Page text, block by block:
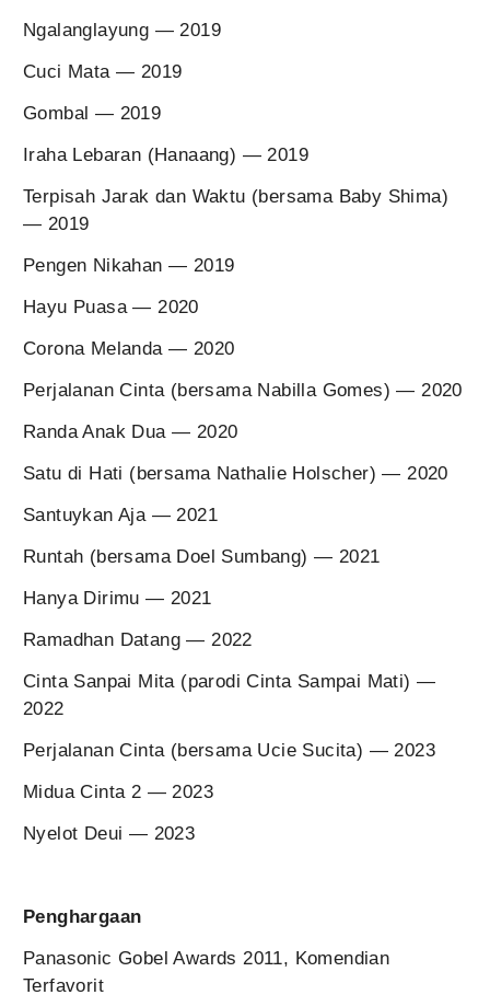
Ngalanglayung — 2019
Cuci Mata — 2019
Gombal — 2019
Iraha Lebaran (Hanaang) — 2019
Terpisah Jarak dan Waktu (bersama Baby Shima)
— 2019
Pengen Nikahan — 2019
Hayu Puasa — 2020
Corona Melanda — 2020
Perjalanan Cinta (bersama Nabilla Gomes) — 2020
Randa Anak Dua — 2020
Satu di Hati (bersama Nathalie Holscher) — 2020
Santuykan Aja — 2021
Runtah (bersama Doel Sumbang) — 2021
Hanya Dirimu — 2021
Ramadhan Datang — 2022
Cinta Sanpai Mita (parodi Cinta Sampai Mati) —
2022
Perjalanan Cinta (bersama Ucie Sucita) — 2023
Midua Cinta 2 — 2023
Nyelot Deui — 2023
Penghargaan
Panasonic Gobel Awards 2011, Komendian
Terfavorit